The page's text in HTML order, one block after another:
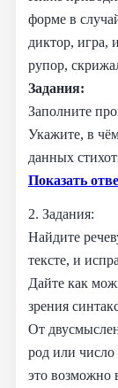
форме в
диктор, игра,
рупор,
Задания:
Заполните
Укажите, в
данных
Показать
2. Задания:
Найдите
тексте, и
Дайте как
зрения
От
род или
это возможно